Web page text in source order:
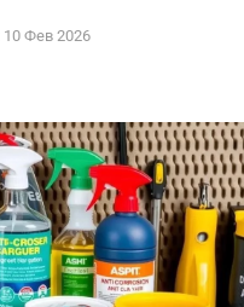
10 Фев 2026